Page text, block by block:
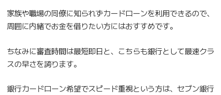
家族や職場の同僚に知られずカードローンを利用できるので、
周囲に内緒でお金を借りたい方にはおすすめです。
ちなみに審査時間は最短即日と、こちらも銀行として最速クラ
スの早さを誇ります。
銀行カードローン希望でスピード重視という方は、セブン銀行